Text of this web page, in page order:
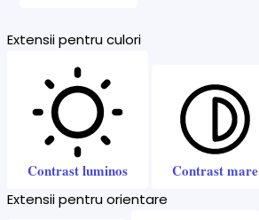
Extensii pentru culori
Contrast luminos Contrast mare
Extensii pentru orientare